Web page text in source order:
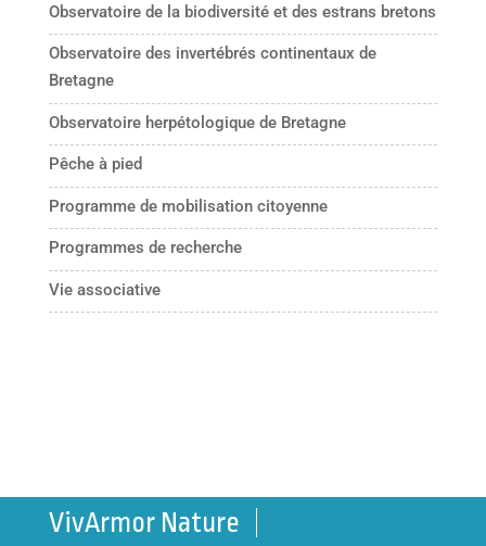
Observatoire de la biodiversité et des estrans bretons
Observatoire des invertébrés continentaux de
Bretagne
Observatoire herpétologique de Bretagne
Pêche à pied
Programme de mobilisation citoyenne
Programmes de recherche
Vie associative
VivArmor Nature